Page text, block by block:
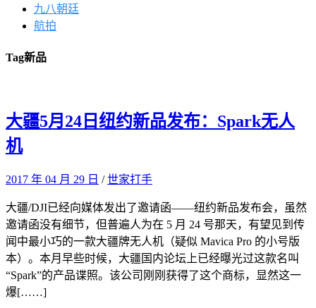
九八朝廷
航拍
Tag新品
大疆5月24日纽约新品发布：Spark无人
机
2017 年 04 月 29 日 /世家打手
大疆/DJI已经向媒体发出了邀请函——纽约新品发布会，虽然
邀请函没有细节，但普遍人为在 5 月 24 号那天，有望见到传
闻中最小巧的一款大疆牌无人机（疑似 Mavica Pro 的小号版
本）。本月早些时候，大疆国内论坛上已经曝光过这款名叫
“Spark”的产品谍照。该公司刚刚获得了这个商标，显然这一
爆[……]